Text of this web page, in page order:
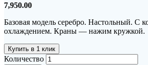
7,950.00
Базовая модель серебро. Настольный. С
охлаждением. Краны — нажим кружкой.
Купить в 1 клик
Количество